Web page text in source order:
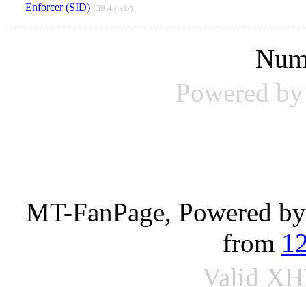
Enforcer (SID) (39.43 kB)
Powered
MT-FanPage, Powered
from
Valid